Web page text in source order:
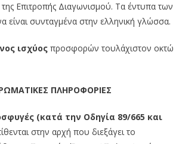
Επιτροπής Διαγωνισμού. Τα έντυπα των
συνταγμένα στην ελληνική γλώσσα.
ισχύοςπροσφορών τουλάχιστον οκτώ
ΠΛΗΡΟΦΟΡΙΕΣ
(κατά την Οδηγία 89/665 και
στην αρχή που διεξάγει το